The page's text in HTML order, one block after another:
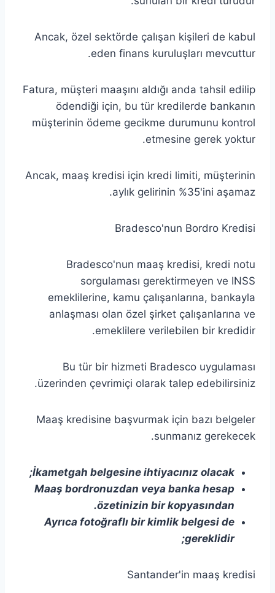
Ancak, özel sektörde çalışan kişileri de kabul
eden finans kuruluşları mevcuttur.
Fatura, müşteri maaşını aldığı anda tahsil edilip
ödendiği için, bu tür kredilerde bankanın
müşterinin ödeme gecikme durumunu kontrol
etmesine gerek yoktur.
Ancak, maaş kredisi için kredi limiti, müşterinin
aylık gelirinin %35'ini aşamaz.
Bradesco'nun Bordro Kredisi
Bradesco'nun maaş kredisi, kredi notu
sorgulaması gerektirmeyen ve INSS
emeklilerine, kamu çalışanlarına, bankayla
anlaşması olan özel şirket çalışanlarına ve
emeklilere verilebilen bir kredidir.
Bu tür bir hizmeti Bradesco uygulaması
üzerinden çevrimiçi olarak talep edebilirsiniz.
Maaş kredisine başvurmak için bazı belgeler
sunmanız gerekecek.
İkametgah belgesine ihtiyacınız olacak;
Maaş bordronuzdan veya banka hesap
özetinizin bir kopyasından.
Ayrıca fotoğraflı bir kimlik belgesi de
gereklidir;
Santander'in maaş kredisi